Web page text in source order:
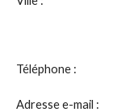
Téléphone :
Adresse e-mail :